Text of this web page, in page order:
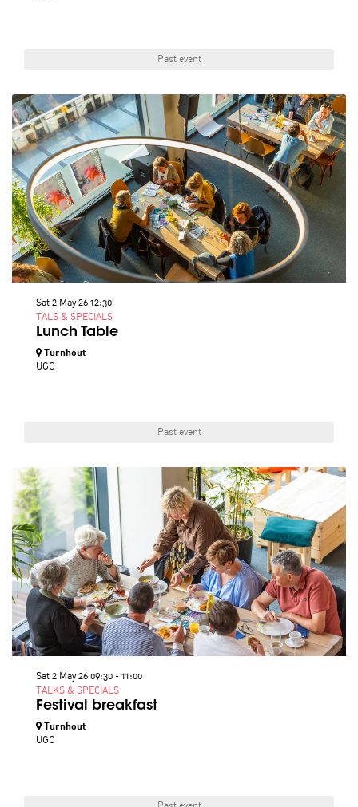
Past event
Lunch Table
TALS & SPECIALS
Sat 2 May 26 12:30
Turnhout
UGC
Past event
Festival breakfast
TALKS & SPECIALS
Sat 2 May 26 09:30 - 11:00
Turnhout
UGC